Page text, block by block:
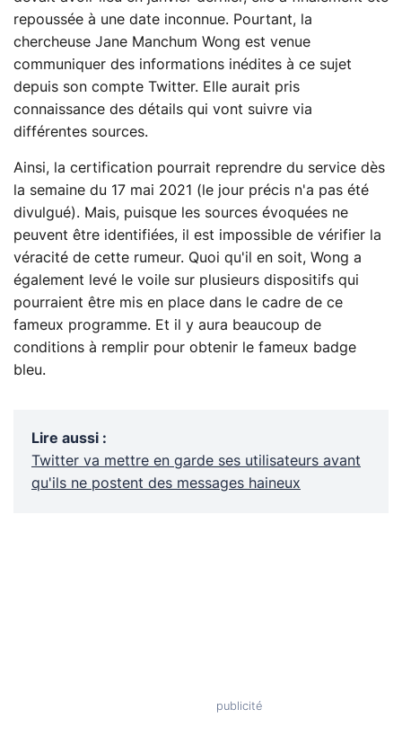
repoussée à une date inconnue. Pourtant, la
chercheuse Jane Manchum Wong est venue
communiquer des informations inédites à ce sujet
depuis son compte Twitter. Elle aurait pris
connaissance des détails qui vont suivre via
différentes sources.
Ainsi, la certification pourrait reprendre du service dès
la semaine du 17 mai 2021 (le jour précis n'a pas été
divulgué). Mais, puisque les sources évoquées ne
peuvent être identifiées, il est impossible de vérifier la
véracité de cette rumeur. Quoi qu'il en soit, Wong a
également levé le voile sur plusieurs dispositifs qui
pourraient être mis en place dans le cadre de ce
fameux programme. Et il y aura beaucoup de
conditions à remplir pour obtenir le fameux badge
bleu.
Lire aussi :
Twitter va mettre en garde ses utilisateurs avant
qu'ils ne postent des messages haineux